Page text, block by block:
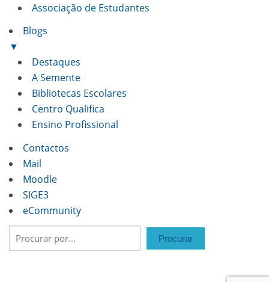
Associação de Estudantes
Blogs
▼
Destaques
A Semente
Bibliotecas Escolares
Centro Qualifica
Ensino Profissional
Contactos
Mail
Moodle
SIGE3
eCommunity